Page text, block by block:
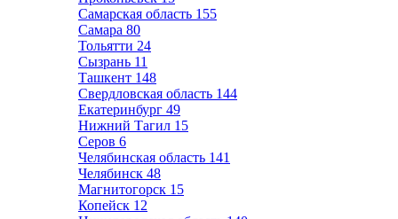
Самарская область 155
Самара 80
Тольятти 24
Сызрань 11
Ташкент 148
Свердловская область 144
Екатеринбург 49
Нижний Тагил 15
Серов 6
Челябинская область 141
Челябинск 48
Магнитогорск 15
Копейск 12